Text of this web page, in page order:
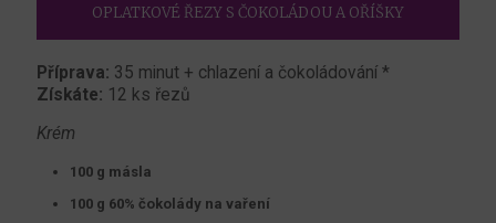
OPLATKOVÉ ŘEZY S ČOKOLÁDOU A OŘÍŠKY
Příprava: 35 minut + chlazení a čokoládování *
Získáte: 12 ks řezů
Krém
100 g másla
100 g 60% čokolády na vaření